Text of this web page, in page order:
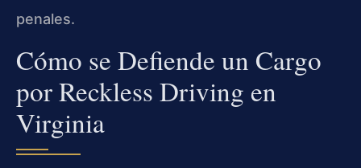
penales.
Cómo se Defiende un Cargo
por Reckless Driving en
Virginia